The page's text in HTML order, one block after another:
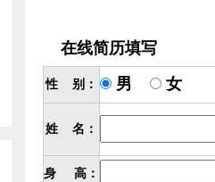
在线简历填写
性 别： 男
姓 名：
身 高：